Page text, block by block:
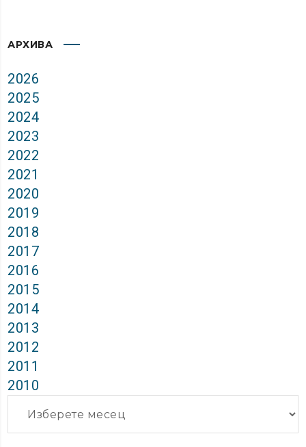
АРХИВА
2026
2025
2024
2023
2022
2021
2020
2019
2018
2017
2016
2015
2014
2013
2012
2011
2010